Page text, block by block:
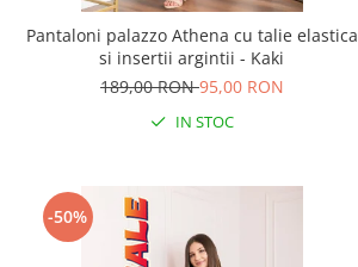
Pantaloni palazzo Athena cu talie elastica
si insertii argintii - Kaki
189,00 RON95,00 RON
IN STOC
-50%